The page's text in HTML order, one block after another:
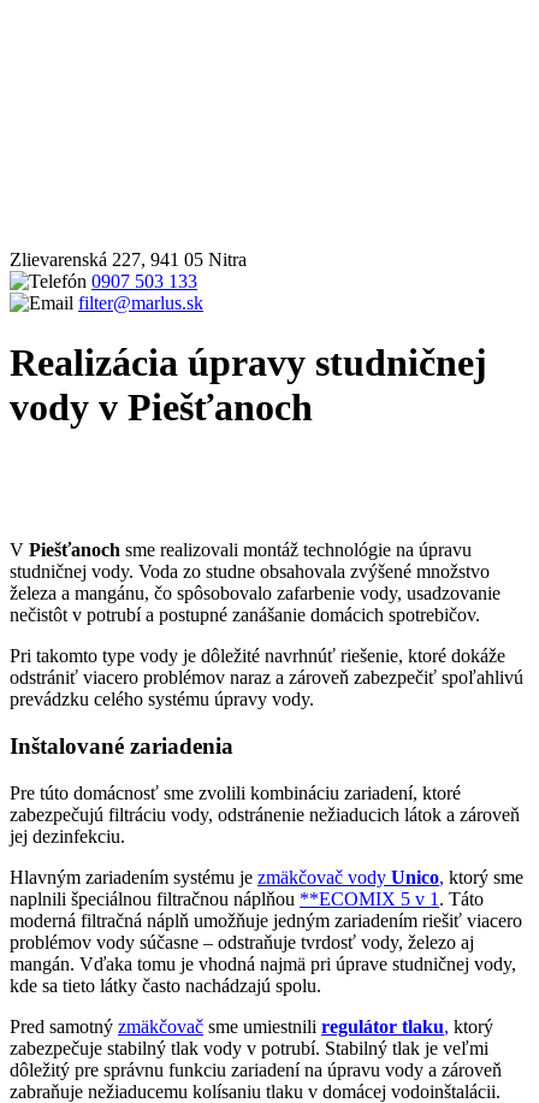
Zlievarenská 227, 941 05 Nitra
0907 503 133
filter@marlus.sk
Realizácia úpravy studničnej
vody v Piešťanoch
V Piešťanoch sme realizovali montáž technológie na úpravu
studničnej vody. Voda zo studne obsahovala zvýšené množstvo
železa a mangánu, čo spôsobovalo zafarbenie vody, usadzovanie
nečistôt v potrubí a postupné zanášanie domácich spotrebičov.
Pri takomto type vody je dôležité navrhnúť riešenie, ktoré dokáže
odstrániť viacero problémov naraz a zároveň zabezpečiť spoľahlivú
prevádzku celého systému úpravy vody.
Inštalované zariadenia
Pre túto domácnosť sme zvolili kombináciu zariadení, ktoré
zabezpečujú filtráciu vody, odstránenie nežiaducich látok a zároveň
jej dezinfekciu.
Hlavným zariadením systému je zmäkčovač vody Unico, ktorý sme
naplnili špeciálnou filtračnou náplňou **ECOMIX 5 v 1 . Táto
moderná filtračná náplň umožňuje jedným zariadením riešiť viacero
problémov vody súčasne – odstraňuje tvrdosť vody, železo aj
mangán. Vďaka tomu je vhodná najmä pri úprave studničnej vody,
kde sa tieto látky často nachádzajú spolu.
Pred samotný zmäkčovač sme umiestnili regulátor tlaku, ktorý
zabezpečuje stabilný tlak vody v potrubí. Stabilný tlak je veľmi
dôležitý pre správnu funkciu zariadení na úpravu vody a zároveň
zabraňuje nežiaducemu kolísaniu tlaku v domácej vodoinštalácii.